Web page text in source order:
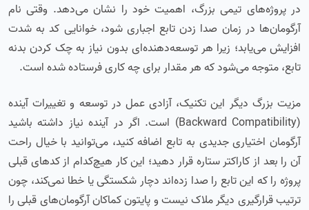
در پروژه‌های تیمی بزرگ، اهمیت خود را نشان می‌دهد. وقتی نام
آرگومان‌ها در زمان صدا زدن تابع اجباری شود، خوانایی کد به شدت
افزایش می‌یابد؛ زیرا هر توسعه‌دهنده‌ای بدون نیاز به چک کردن بدنه
تابع، متوجه می‌شود که هر مقدار برای چه کاری فرستاده شده است.
مزیت بزرگ دیگر این تکنیک، آزادی عمل در توسعه و تغییرات آینده
(Backward Compatibility) است. اگر در آینده نیاز داشته باشید
آرگومان اختیاری جدیدی به تابع اضافه کنید، می‌توانید با خیال راحت
آن را بعد از کاراکتر ستاره قرار دهید؛ این کار هیچ‌کدام از کدهای قبلی
پروژه را که این تابع را صدا زده‌اند دچار شکستگی یا خطا نمی‌کند، چون
ترتیب قرارگیری دیگر ملاک نیست و پایتون کماکان آرگومان‌های قبلی را